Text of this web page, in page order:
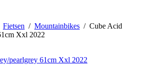
Fietsen / Mountainbikes / Cube Acid
Xxl 2022